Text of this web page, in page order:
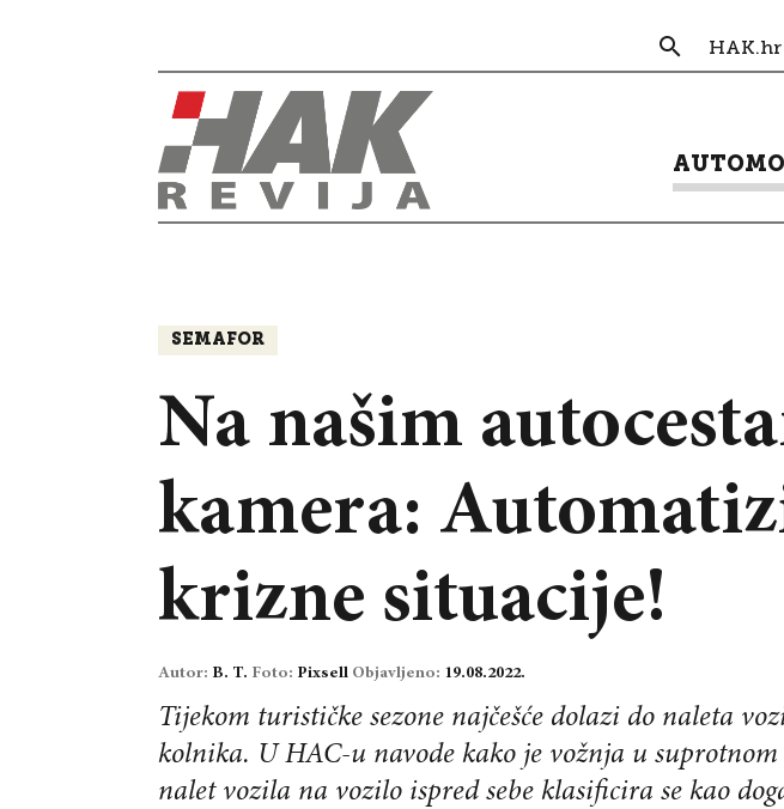
HAK.hr
SEMAFOR
Na našim
kamera:
krizne situacije!
Autor: B. T. Foto: Pixsell Objavljeno: 19.08.2022.
Tijekom turističke sezone najčešće dolazi do naleta
kolnika. U HAC-u navode kako je vožnja u
nalet vozila na vozilo ispred sebe klasificira se kao